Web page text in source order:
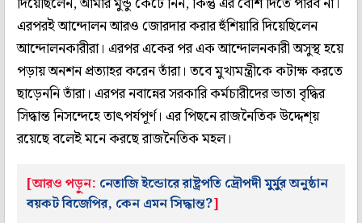
এরপরই আন্দোলন আরও জোরদার করার হুঁশিয়ারি দিয়েছিলেন
আন্দোলনকারীরা। এরপর একের পর এক আন্দোলনকারী অসুস্থ হয়ে
পড়ায় অনশন প্রত্যাহর করেন তাঁরা। তবে মুখ্যমন্ত্রীকে কটাক্ষ করতে
ছাড়েননি তাঁরা। এরপর নবান্নের সরকারি কর্মচারীদের ভাতা বৃদ্ধির
সিদ্ধান্ত নিসন্দেহে তাৎপর্যপূর্ণ। এর পিছনে রাজনৈতিক উদ্দেশ্য়
রয়েছে বলেই মনে করছে রাজনৈতিক মহল।
[আরও পড়ুন: নেতাজি ইন্ডোরে রাষ্ট্রপতি দ্রৌপদী মুর্মুর অনুষ্ঠান
বয়কট বিজেপির, কেন এমন সিদ্ধান্ত?]